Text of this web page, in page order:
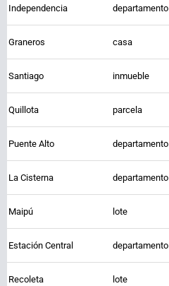
Independencia departamento
Graneros casa
Santiago inmueble
Quillota parcela
Puente Alto departamento
La Cisterna departamento
Maipú lote
Estación Central departamento
Recoleta lote